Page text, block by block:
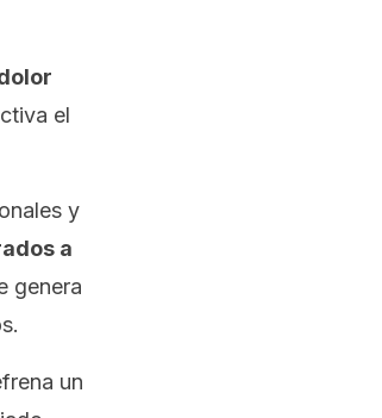
el
y
a
genera
un